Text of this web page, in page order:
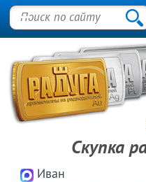
Иван
Скупка